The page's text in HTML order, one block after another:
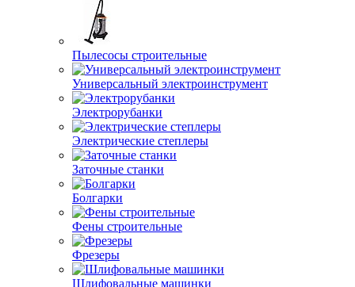
Пылесосы строительные
Универсальный электроинструмент
Электрорубанки
Электрические степлеры
Заточные станки
Болгарки
Фены строительные
Фрезеры
Шлифовальные машинки